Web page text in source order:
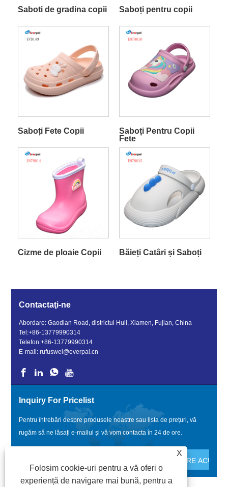
Saboti de gradina copii Saboți pentru copii
Saboți Fete Copii
Saboți Pentru Copii
Fete
Cizme de ploaie Copii Băieți Catâri și Saboți
Contactaţi-ne
Abordare: Gaodian Road, districtul Huli, Xiamen, Fujian, China
Tel:+86-13779990314
Telefon:+86-13779990314
E-mail:rufuswei@everpal.cn
Inquiry For Pricelist
Pentru întrebări despre produsele noastre sau lista de prețuri, vă
rugăm să ne lăsați e-mailul și vă vom contacta în 24 de ore.
X
Folosim cookie-uri pentru a vă oferi o
experiență de navigare mai bună, pentru a